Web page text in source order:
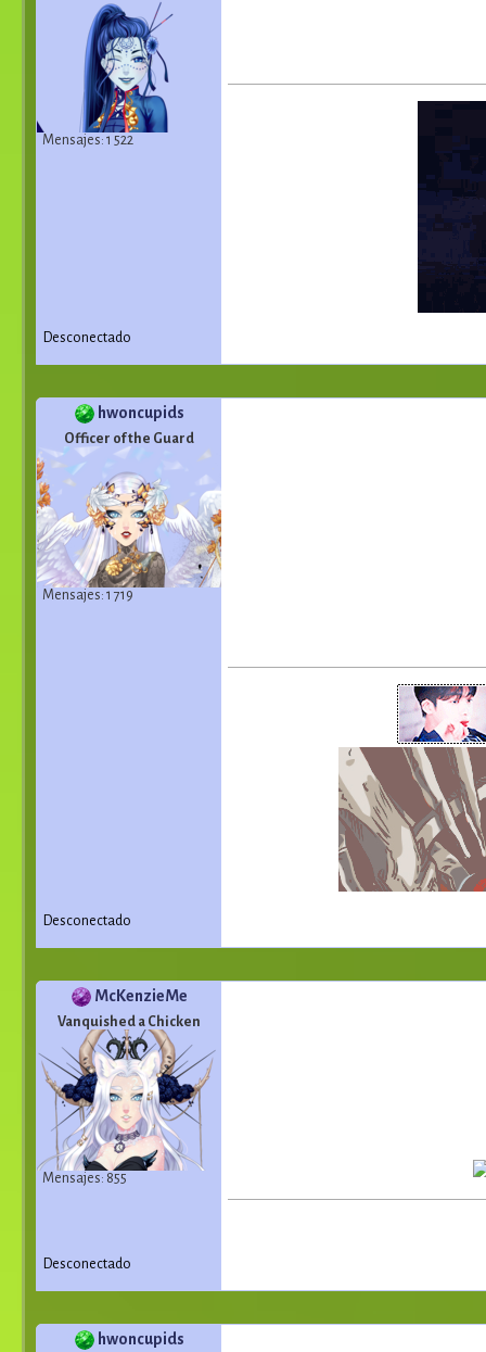
Mensajes: 1 522
Desconectado
hwoncupids
Officer of the Guard
Mensajes: 1 719
Desconectado
McKenzieMe
Vanquished a Chicken
Mensajes: 855
Desconectado
hwoncupids